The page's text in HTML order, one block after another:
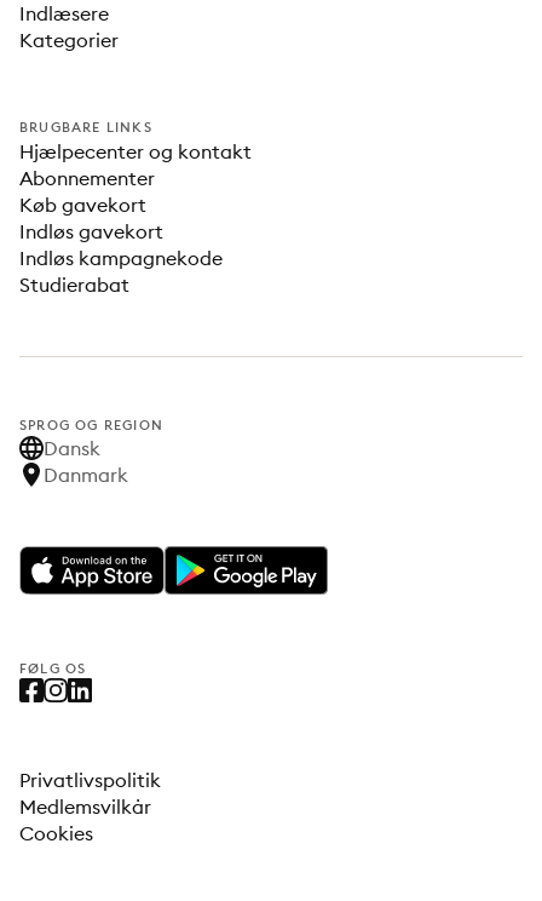
Indlæsere
Kategorier
BRUGBARE LINKS
Hjælpecenter og kontakt
Abonnementer
Køb gavekort
Indløs gavekort
Indløs kampagnekode
Studierabat
SPROG OG REGION
Dansk
Danmark
FØLG OS
Privatlivspolitik
Medlemsvilkår
Cookies